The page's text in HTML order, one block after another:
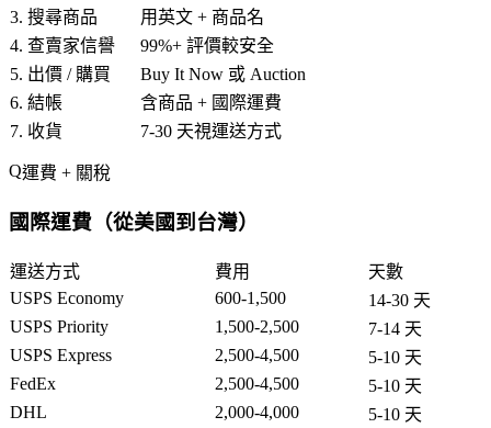
3. 搜尋商品
用英文 + 商品名
4. 查賣家信譽
99%+ 評價較安全
5. 出價 / 購買
Buy It Now 或 Auction
6. 結帳
含商品 + 國際運費
7. 收貨
7-30 天視運送方式
運費 + 關稅
國際運費（從美國到台灣）
運送方式 費用
天數
USPS Economy
600-1,500
14-30 天
USPS Priority
1,500-2,500
7-14 天
USPS Express
2,500-4,500
5-10 天
FedEx
2,500-4,500
5-10 天
DHL
2,000-4,000 5-10 天